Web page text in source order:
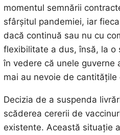
momentul semnării
sfârșitul pandemiei, iar
dacă continuă sau nu cu
flexibilitate a dus, însă, la o
în vedere că unele guverne
mai au nevoie de cantitățile
Decizia de a suspenda
scăderea cererii de
existente. Această situație